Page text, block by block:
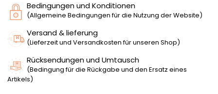
Bedingungen und Konditionen
(Allgemeine Bedingungen für die Nutzung der Website)
Versand & lieferung
(Lieferzeit und Versandkosten für unseren Shop)
Rücksendungen und Umtausch
(Bedingung für die Rückgabe und den Ersatz eines
Artikels)